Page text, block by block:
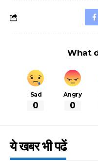
What
Sad
0
Angry
0
ये खबर भी पढें